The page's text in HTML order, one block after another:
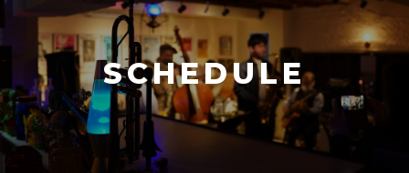
SCHEDULE